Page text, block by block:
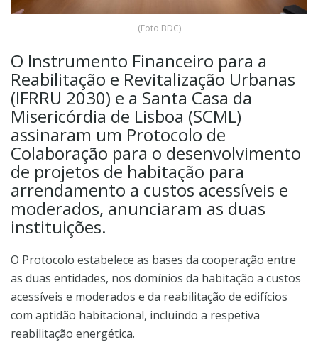
(Foto BDC)
O Instrumento Financeiro para a
Reabilitação e Revitalização Urbanas
(IFRRU 2030) e a Santa Casa da
Misericórdia de Lisboa (SCML)
assinaram um Protocolo de
Colaboração para o desenvolvimento
de projetos de habitação para
arrendamento a custos acessíveis e
moderados, anunciaram as duas
instituições.
O Protocolo estabelece as bases da cooperação entre
as duas entidades, nos domínios da habitação a custos
acessíveis e moderados e da reabilitação de edifícios
com aptidão habitacional, incluindo a respetiva
reabilitação energética.